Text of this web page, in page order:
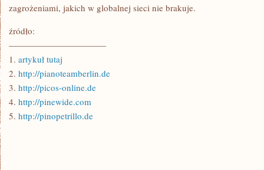
zagrożeniami, jakich w globalnej sieci nie brakuje.
źródło:
———————————
1. artykuł tutaj
2. http://pianoteamberlin.de
3. http://picos-online.de
4. http://pinewide.com
5. http://pinopetrillo.de